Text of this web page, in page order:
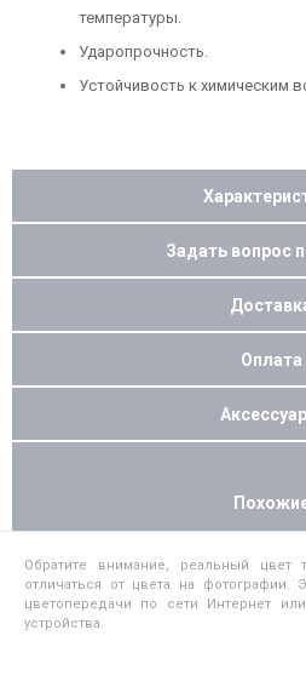
температуры.
Ударопрочность.
Устойчивость к химическим
Задать вопрос
Оплата
Обратите внимание, реальный цвет
отличаться от цвета на фотографии.
цветопередачи по сети Интернет
устройства.